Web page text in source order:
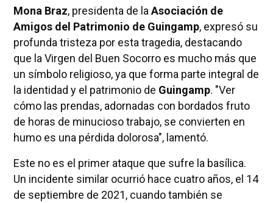
Mona Braz, presidenta de la Asociación de
Amigos del Patrimonio de Guingamp, expresó su
profunda tristeza por esta tragedia, destacando
que la Virgen del Buen Socorro es mucho más que
un símbolo religioso, ya que forma parte integral de
la identidad y el patrimonio de Guingamp. "Ver
cómo las prendas, adornadas con bordados fruto
de horas de minucioso trabajo, se convierten en
humo es una pérdida dolorosa", lamentó.
Este no es el primer ataque que sufre la basílica.
Un incidente similar ocurrió hace cuatro años, el 14
de septiembre de 2021, cuando también se